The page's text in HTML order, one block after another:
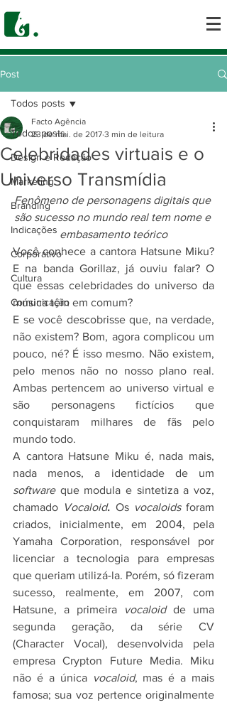
Post
Todos posts
Design e Redação
Marketing
Branding
Indicações
Corporativo
Cultura
Comunicação
Todos posts
Celebridades virtuais e o
Universo Transmídia
Facto Agência
23 de mai. de 2017 3 min de leitura
Fenômeno de personagens digitais que
são sucesso no mundo real tem nome e
embasamento teórico
Você conhece a cantora Hatsune Miku?
E na banda Gorillaz, já ouviu falar? O
que essas celebridades do universo da
música têm em comum?
E se você descobrisse que, na verdade,
não existem? Bom, agora complicou um
pouco, né? É isso mesmo. Não existem,
pelo menos não no nosso plano real.
Ambas pertencem ao universo virtual e
são personagens fictícios que
conquistaram milhares de fãs pelo
mundo todo.
A cantora Hatsune Miku é, nada mais,
software que modula e sintetiza a voz,
chamado Vocaloid. Os vocaloids foram
criados, inicialmente, em 2004, pela
Yamaha Corporation, responsável por
licenciar a tecnologia para empresas
que queriam utilizá-la. Porém, só fizeram
sucesso, realmente, em 2007, com
Hatsune, a primeira
vocaloid de uma
segunda geração, da série CV
(Character Vocal), desenvolvida pela
empresa Crypton Future Media. Miku
não é a única vocaloid, mas é a mais
famosa; sua voz pertence originalmente